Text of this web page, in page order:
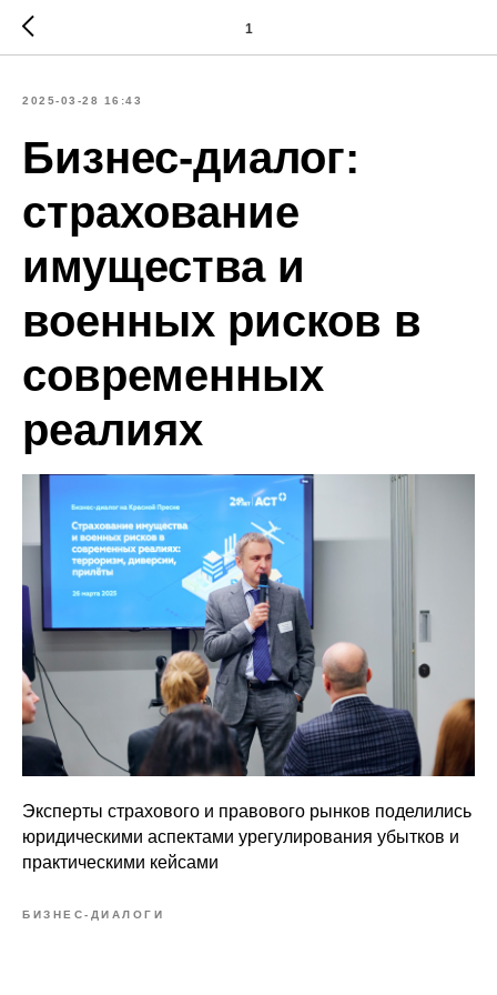
1
2025-03-28 16:43
Бизнес-диалог:
cтрахование
имущества и
военных рисков в
современных
реалиях
Эксперты страхового и правового рынков поделились
юридическими аспектами урегулирования убытков и
практическими кейсами
БИЗНЕС-ДИАЛОГИ